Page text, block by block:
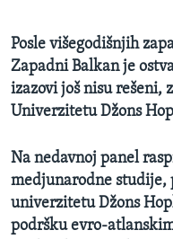
Posle višegodišnjih
Zapadni Balkan je
izazovi još nisu rešeni,
Univerzitetu Džons
Na nedavnoj panel
medjunarodne studije,
univerzitetu Džons
podršku evro-